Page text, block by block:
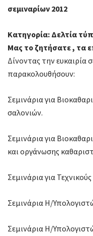
σεμιναρίων 2012
Κατηγορία: Δελτία
Μας το ζητήσατε , τα
Δίνοντας την ευκαιρία
παρακολουθήσουν:
Σεμινάρια για
σαλονιών.
Σεμινάρια για
και οργάνωσης
Σεμινάρια για
Σεμινάρια Η/
Σεμινάρια Η/